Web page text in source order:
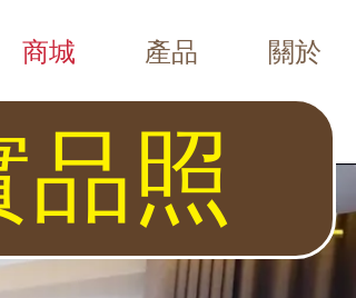
、Resolute、Europa、Fortis、
關於
產品
商城
設計 外力破壞將會啟動玻璃再鎖保護全方
品照